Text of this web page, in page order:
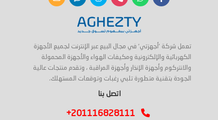
تعمل شركة 'أجهزتي' في مجال البيع عبر الإنترنت لجميع الأجهزة
الكهربائية والإلكترونية ومكيفات الهواء والأجهزة المحمولة
والانتركوم وأجهزة الإنذار وأجهزة المراقبة ، وتقدم منتجات عالية
الجودة بتقنية متطورة تلبي رغبات وتوقعات المستهلك.
اتصل بنا
+201116828111